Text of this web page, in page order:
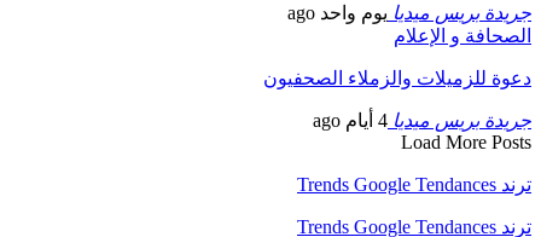
جريدة بريس ميديا يوم واحد ago
الصحافة و الإعلام
دعوة للزميلات والزملاء الصحفيون
جريدة بريس ميديا 4 أيام ago
Load More Posts
ترند Trends Google Tendances
ترند Trends Google Tendances